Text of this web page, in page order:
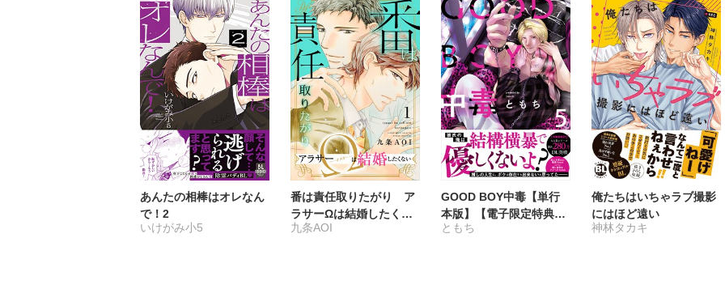
あんたの相棒はオレなん
で！2
いけがみ小5
番は責任取りたがり ア
ラサーΩは結婚したくな
い
九条AOI
GOOD BOY中毒【単行
本版】【電子限定特典付
き】5
ともち
俺たちはいちゃラブ撮影
にはほど遠い
神林タカキ